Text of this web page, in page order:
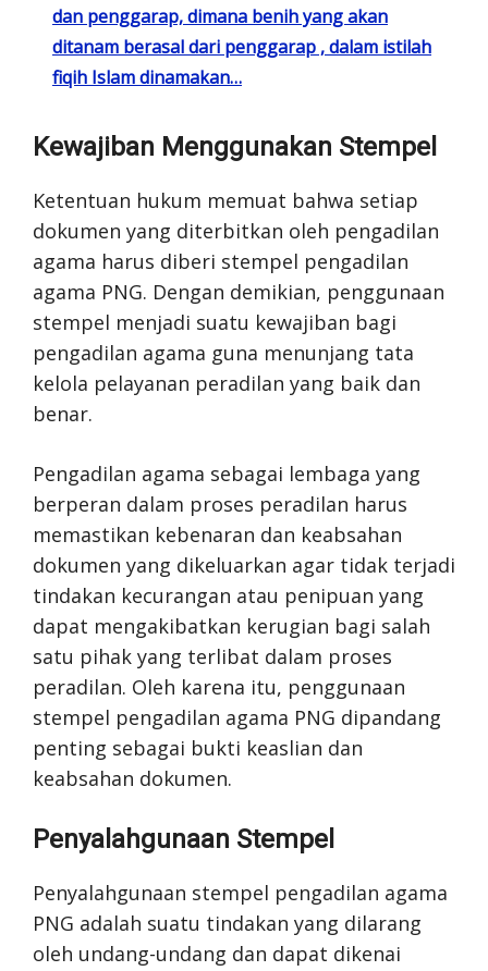
dan penggarap, dimana benih yang akan
ditanam berasal dari penggarap , dalam istilah
fiqih Islam dinamakan…
Kewajiban Menggunakan Stempel
Ketentuan hukum memuat bahwa setiap
dokumen yang diterbitkan oleh pengadilan
agama harus diberi stempel pengadilan
agama PNG. Dengan demikian, penggunaan
stempel menjadi suatu kewajiban bagi
pengadilan agama guna menunjang tata
kelola pelayanan peradilan yang baik dan
benar.
Pengadilan agama sebagai lembaga yang
berperan dalam proses peradilan harus
memastikan kebenaran dan keabsahan
dokumen yang dikeluarkan agar tidak terjadi
tindakan kecurangan atau penipuan yang
dapat mengakibatkan kerugian bagi salah
satu pihak yang terlibat dalam proses
peradilan. Oleh karena itu, penggunaan
stempel pengadilan agama PNG dipandang
penting sebagai bukti keaslian dan
keabsahan dokumen.
Penyalahgunaan Stempel
Penyalahgunaan stempel pengadilan agama
PNG adalah suatu tindakan yang dilarang
oleh undang-undang dan dapat dikenai